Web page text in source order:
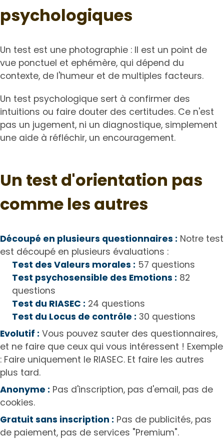
psychologiques
Un test est une photographie : Il est un point de
vue ponctuel et ephémère, qui dépend du
contexte, de l'humeur et de multiples facteurs.
Un test psychologique sert à confirmer des
intuitions ou faire douter des certitudes. Ce n'est
pas un jugement, ni un diagnostique, simplement
une aide à réfléchir, un encouragement.
Un test d'orientation pas
comme les autres
Découpé en plusieurs questionnaires : Notre test
est découpé en plusieurs évaluations :
Test des Valeurs morales : 57 questions
Test psychosensible des Emotions : 82
questions
Test du RIASEC : 24 questions
Test du Locus de contrôle : 30 questions
Evolutif : Vous pouvez sauter des questionnaires,
et ne faire que ceux qui vous intéressent ! Exemple
: Faire uniquement le RIASEC. Et faire les autres
plus tard.
Anonyme : Pas d'inscription, pas d'email, pas de
cookies.
Gratuit sans inscription : Pas de publicités, pas
de paiement, pas de services "Premium".